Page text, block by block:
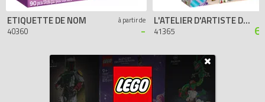
ETIQUETTE DE NOM
40360
à partir de
-
L'ATELIER D'ARTISTE D'EMMA
41365